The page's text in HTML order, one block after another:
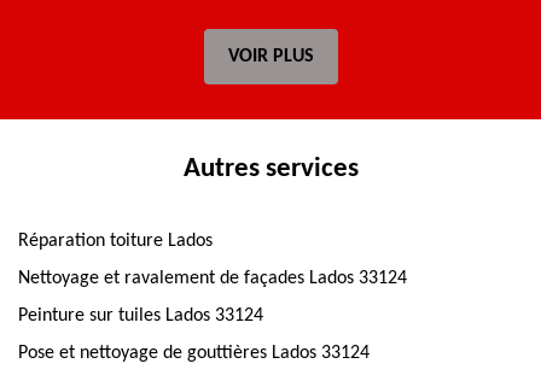
VOIR PLUS
Autres services
Réparation toiture Lados
Nettoyage et ravalement de façades Lados 33124
Peinture sur tuiles Lados 33124
Pose et nettoyage de gouttières Lados 33124